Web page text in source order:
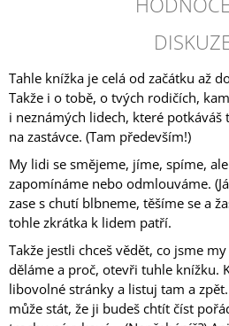
Tahle knížka je celá od začátku až
Takže i o tobě, o tvých rodičích,
i neznámých lidech, které potkáváš
na zastávce. (Tam především!)
My lidi se smějeme, jíme, spíme,
zapomínáme nebo odmlouváme.
zase s chutí blbneme, těšíme se a
tohle zkrátka k lidem patří.
Takže jestli chceš vědět, co jsme
děláme a proč, otevři tuhle knížku.
libovolné stránky a listuj tam a
může stát, že ji budeš chtít číst